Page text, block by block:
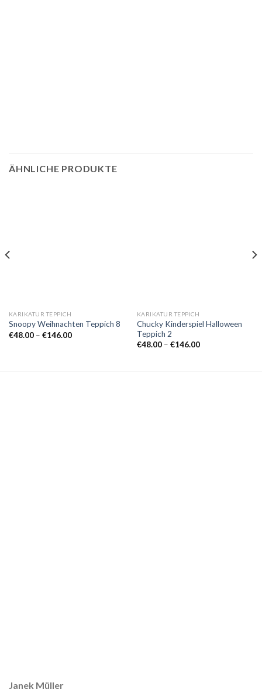
ÄHNLICHE PRODUKTE
KARIKATUR TEPPICH
Snoopy Weihnachten Teppich 8
€48.00 – €146.00Preisspanne:
KARIKATUR TEPPICH
Chucky Kinderspiel Halloween
Teppich 2
€48.00 – €146.00Preisspanne:
Janek Müller